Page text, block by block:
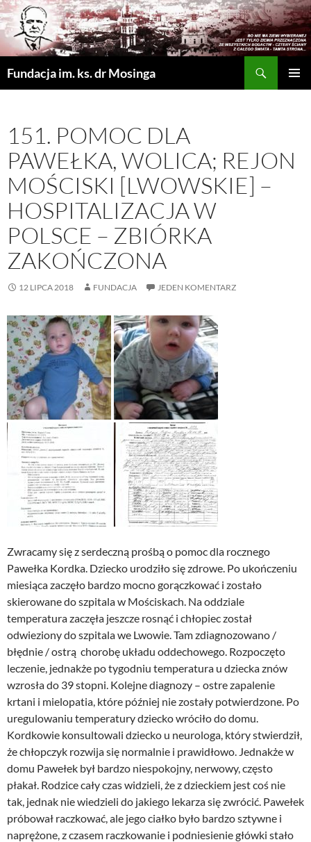
Fundacja im. ks. dr Mosinga
151. POMOC DLA
PAWEŁKA, WOLICA; REJON
MOŚCISKI [LWOWSKIE] –
HOSPITALIZACJA W
POLSCE – ZBIÓRKA
ZAKOŃCZONA
12 LIPCA 2018 FUNDACJA JEDEN KOMENTARZ
Zwracamy się z serdeczną prośbą o pomoc dla rocznego
Pawełka Kordka. Dziecko urodziło się zdrowe. Po ukończeniu
miesiąca zaczęło bardzo mocno gorączkować i zostało
skierowane do szpitala w Mościskach. Na oddziale
temperatura zaczęła jeszcze rosnąć i chłopiec został
odwieziony do szpitala we Lwowie. Tam zdiagnozowano /
błędnie / ostrą chorobę układu oddechowego. Rozpoczęto
leczenie, jednakże po tygodniu temperatura u dziecka znów
wzrosła do 39 stopni. Kolejne diagnozy – ostre zapalenie
krtani i mielopatia, które później nie zostały potwierdzone. Po
uregulowaniu temperatury dziecko wróciło do domu.
Kordkowie konsultowali dziecko u neurologa, który stwierdził,
że chłopczyk rozwija się normalnie i prawidłowo. Jednakże w
domu Pawełek był bardzo niespokojny, nerwowy, często
płakał. Rodzice cały czas widzieli, że z dzieckiem jest coś nie
tak, jednak nie wiedzieli do jakiego lekarza się zwrócić. Pawełek
próbował raczkować, ale jego ciałko było bardzo sztywne i
naprężone, z czasem raczkowanie i podniesienie główki stało